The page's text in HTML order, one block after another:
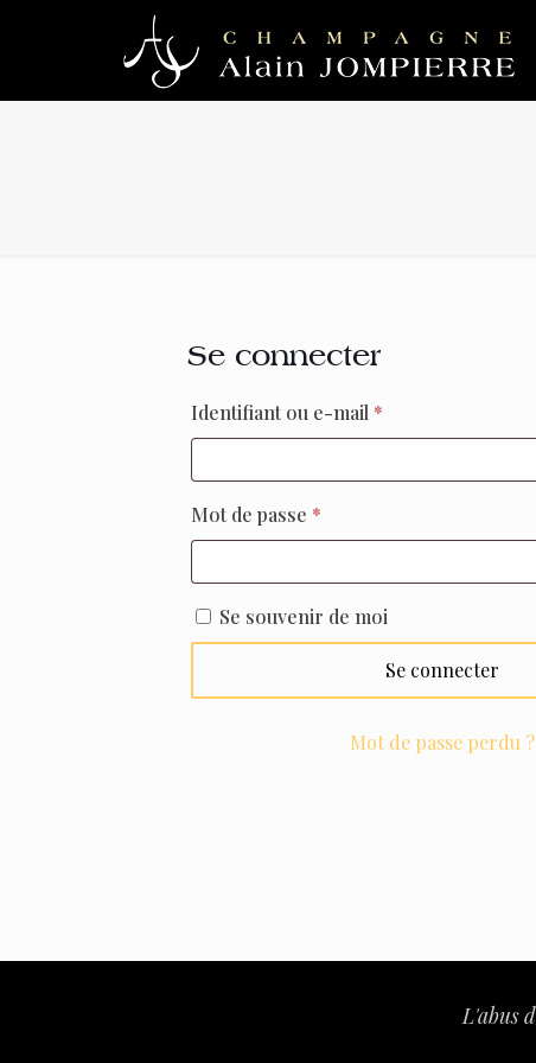
Se connecter
Identifiant ou e-mail *Obligatoire
Mot de passe *Obligatoire
Se souvenir de moi
Se connecter
Mot de passe perdu ?
L'abus